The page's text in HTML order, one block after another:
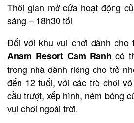
Thời gian mở cửa hoạt động
sáng – 18h30 tối
Đối với khu vui chơi dành cho
Anam Resort Cam Ranh có
trong nhà dành riêng cho trẻ
đến 12 tuổi, với các trò chơi
cầu trượt, xếp hình, ném bóng
vui chơi ngoài trời.